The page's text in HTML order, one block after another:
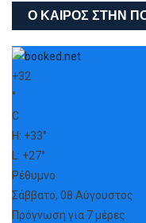
Ο ΚΑΙΡΌΣ ΣΤΗΝ
+32
°
C
H: +33°
L: +27°
Ρέθυμνο
Σάββατο, 08 Αύγουστος
Πρόγνωση για 7 μέρες